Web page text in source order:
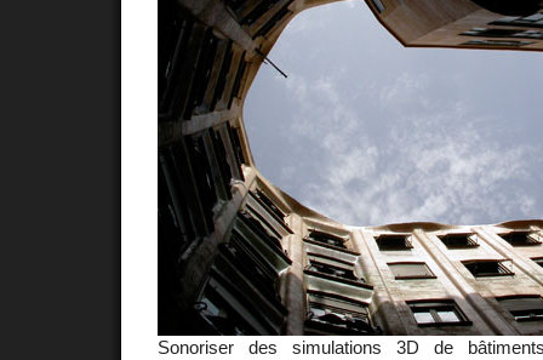
Sonoriser des simulations 3D de